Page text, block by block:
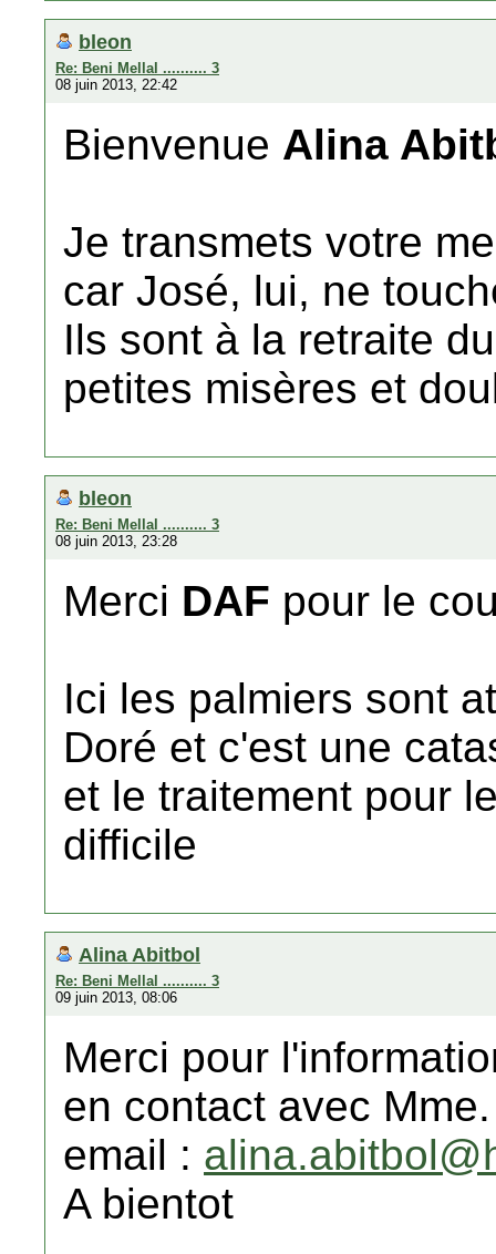
bleon
Re: Beni Mellal .......... 3
08 juin 2013, 22:42
Bienvenue Alina
Je transmets votre
car José, lui, ne
Ils sont à la retraite
petites misères et
bleon
Re: Beni Mellal .......... 3
08 juin 2013, 23:28
Merci DAF pour le
Ici les palmiers sont
Doré et c'est une
et le traitement pour
difficile
Alina Abitbol
Re: Beni Mellal .......... 3
09 juin 2013, 08:06
Merci pour
en contact avec
email :
A bientot